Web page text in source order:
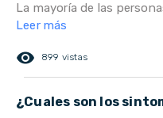
La mayoría de las
Leer más
remove_red_eye 899 vistas
¿Cuales son los